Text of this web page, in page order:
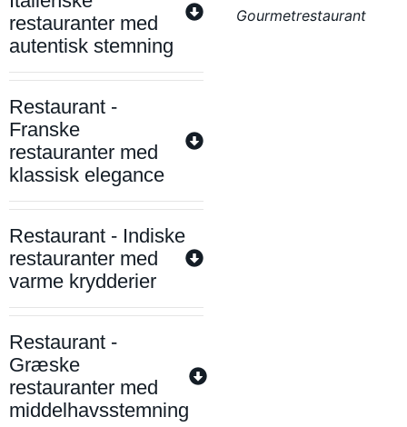
restauranter med
autentisk stemning
Restaurant -
Franske
restauranter med
klassisk elegance
Restaurant - Indiske
restauranter med
varme krydderier
Restaurant -
Græske
restauranter med
middelhavsstemning
Gourmetrestaurant